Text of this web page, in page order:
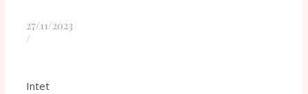
27/11/2023
/
Intet